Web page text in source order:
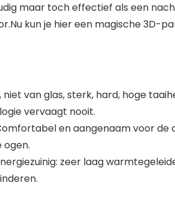
maar toch effectief als een
kun je hier een magische 3D-
niet van glas, sterk, hard, hoge
vervaagt nooit.
en aangenaam voor
zeer laag